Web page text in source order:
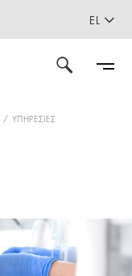
EL
ΥΠΗΡΕΣΙΕΣ